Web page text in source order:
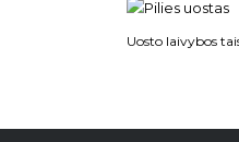
Uosto laivybos